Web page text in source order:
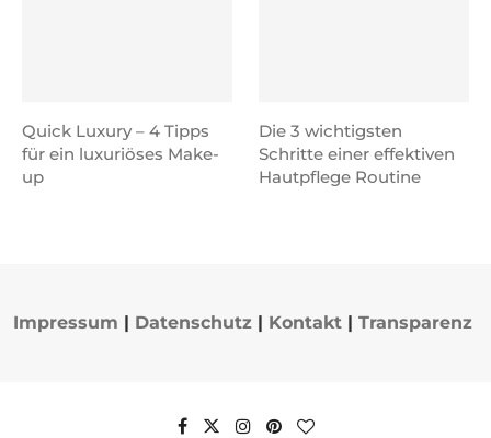
Quick Luxury – 4 Tipps
für ein luxuriöses Make-
up
Die 3 wichtigsten
Schritte einer effektiven
Hautpflege Routine
Impressum | Datenschutz | Kontakt | Transparenz